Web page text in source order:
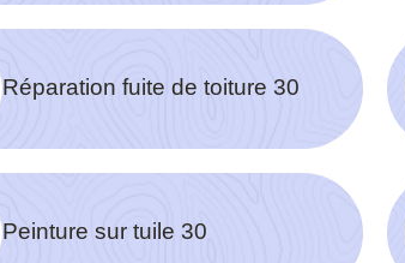
Réparation fuite de toiture 30
Peinture sur tuile 30